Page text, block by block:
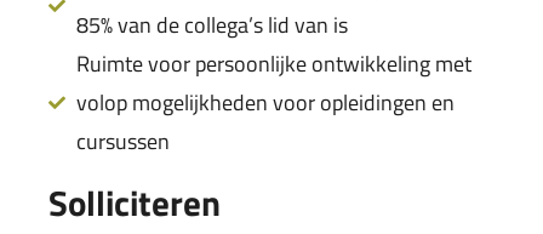
85% van de collega’s lid van is
Ruimte voor persoonlijke ontwikkeling met
volop mogelijkheden voor opleidingen en
cursussen
Solliciteren